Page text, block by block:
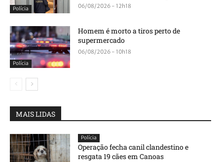
Polícia 06/08/2026 - 12h18
Polícia
Homem é morto a tiros perto de
supermercado
06/08/2026 - 10h18
MAIS LIDAS
Polícia
Operação fecha canil clandestino e
resgata 19 cães em Canoas